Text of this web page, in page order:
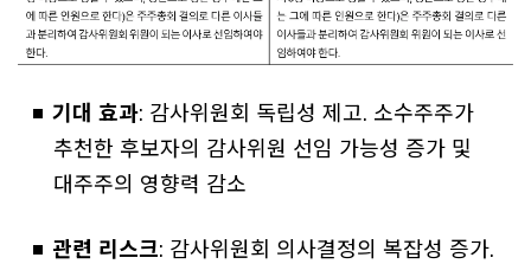
기대 효과: 감사위원회 독립성 제고. 소수주주가
추천한 후보자의 감사위원 선임 가능성 증가 및
대주주의 영향력 감소
관련 리스크: 감사위원회 의사결정의 복잡성 증가.